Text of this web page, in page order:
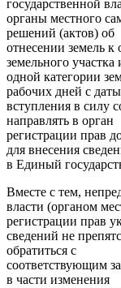
государственной
органы местного
решений (актов) об
отнесении земель к
земельного участка
одной категории
рабочих дней с даты
вступления в силу
направлять в орган
регистрации прав
для внесения
в Единый
Вместе с тем,
власти (органом
регистрации прав
сведений не
обратиться с
соответствующим
в части изменения